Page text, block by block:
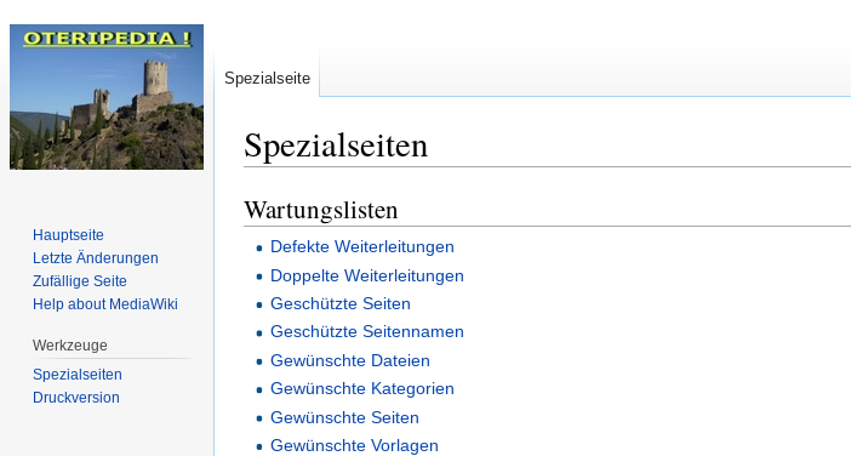
Spezialseiten
Zur
Navigation
springen
Zur
Suche
springen
Wartungslisten
Defekte Weiterleitungen
Doppelte Weiterleitungen
Geschützte Seiten
Geschützte Seitennamen
Gewünschte Dateien
Gewünschte Kategorien
Gewünschte Seiten
Gewünschte Vorlagen
Spezialseite
Hauptseite
Letzte Änderungen
Zufällige Seite
Help about MediaWiki
Werkzeuge
Spezialseiten
Druckversion